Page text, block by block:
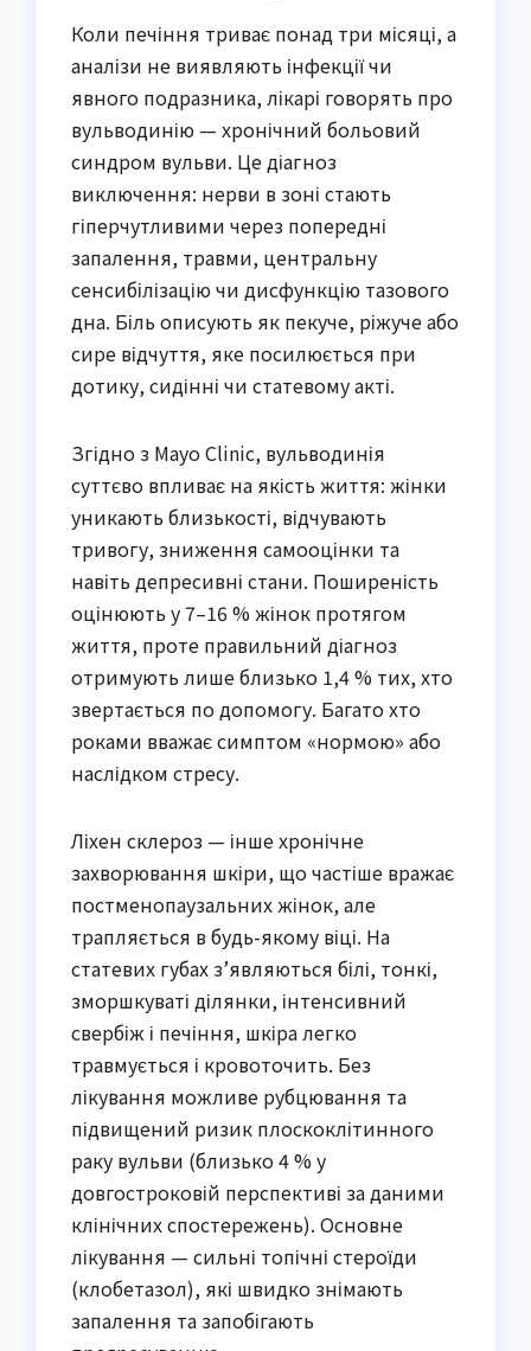
Коли печіння триває понад три місяці, а
аналізи не виявляють інфекції чи
явного подразника, лікарі говорять про
вульводинію — хронічний больовий
синдром вульви. Це діагноз
виключення: нерви в зоні стають
гіперчутливими через попередні
запалення, травми, центральну
сенсибілізацію чи дисфункцію тазового
дна. Біль описують як пекуче, ріжуче або
сире відчуття, яке посилюється при
дотику, сидінні чи статевому акті.
Згідно з Mayo Clinic, вульводинія
суттєво впливає на якість життя: жінки
уникають близькості, відчувають
тривогу, зниження самооцінки та
навіть депресивні стани. Поширеність
оцінюють у 7–16 % жінок протягом
життя, проте правильний діагноз
отримують лише близько 1,4 % тих, хто
звертається по допомогу. Багато хто
роками вважає симптом «нормою» або
наслідком стресу.
Ліхен склероз — інше хронічне
захворювання шкіри, що частіше вражає
постменопаузальних жінок, але
трапляється в будь-якому віці. На
статевих губах з’являються білі, тонкі,
зморшкуваті ділянки, інтенсивний
свербіж і печіння, шкіра легко
травмується і кровоточить. Без
лікування можливе рубцювання та
підвищений ризик плоскоклітинного
раку вульви (близько 4 % у
довгостроковій перспективі за даними
клінічних спостережень). Основне
лікування — сильні топічні стероїди
(клобетазол), які швидко знімають
запалення та запобігають